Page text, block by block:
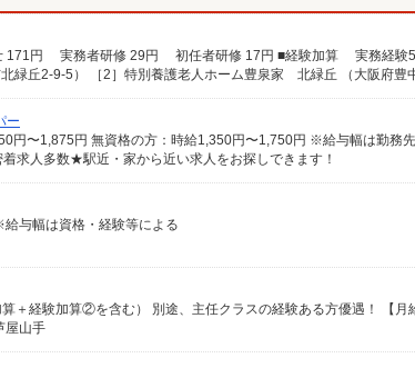
ー
求人多数★駅近・家から近い求人をお探しできます！
与幅は資格・経験等による
屋山手